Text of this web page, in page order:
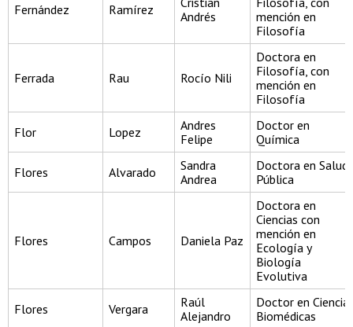
Fernández Ramírez
Andrés
mención en
Filosofía
Ferrada Rau Rocío Nili
Doctora en
Filosofía, con
mención en
Filosofía
Flor Lopez
Andres
Felipe
Doctor en
Química
Flores Alvarado
Sandra
Andrea
Doctora en Salud
Pública
Flores Campos Daniela Paz
Doctora en
Ciencias con
mención en
Ecología y
Biología
Evolutiva
Flores Vergara
Raúl
Alejandro
Doctor en
Biomédicas